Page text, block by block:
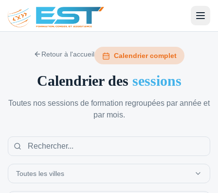
Retour à l'accueil Calendrier complet
Calendrier des sessions
Toutes nos sessions de formation regroupées par année et
par mois.
Toutes les villes